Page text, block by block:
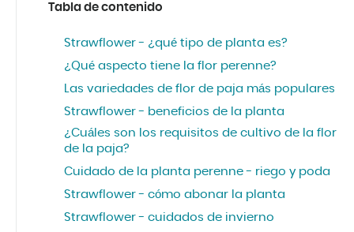
Tabla de contenido
Strawflower - ¿qué tipo de planta es?
¿Qué aspecto tiene la flor perenne?
Las variedades de flor de paja más populares
Strawflower - beneficios de la planta
¿Cuáles son los requisitos de cultivo de la flor
de la paja?
Cuidado de la planta perenne - riego y poda
Strawflower - cómo abonar la planta
Strawflower - cuidados de invierno